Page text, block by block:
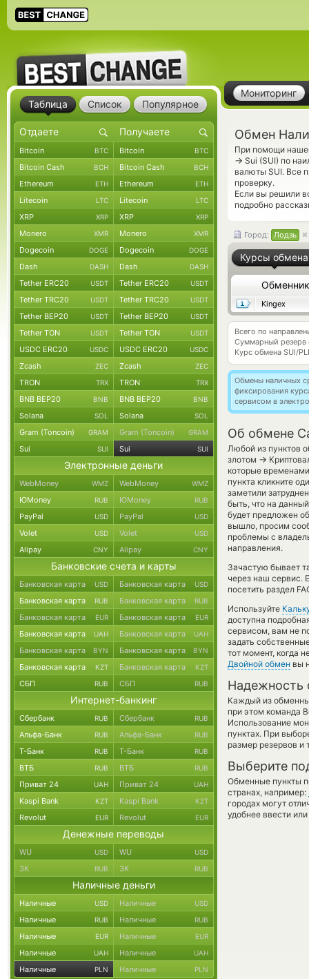
Мониторинг
Обмен
При помощи
→ Sui (SUI) по
валюты SUI. Все
проверку.
Если вы решили
подробно
Город: Лодзь
Курсы обмена
Обменник
Kingex
Всего по
Суммарный резерв
Курс обмена SUI/
Обмены наличных
фиксирования
сервисом в
Об обмене
Любой из пунктов
злотом →
которые
пункта кликните
заметили
быть, что на
будет предложен
вышло, просим
проблемы с
направления.
Зачастую бывает
через наш сервис.
посетить раздел
Используйте
доступна
сервисом, вам не
задать
тот момент, когда
Двойной обмен вы
Надежность
Каждый из
при этом команда
Использование
пунктах. При
размер резервов и
Выберите
Обменные пункты
странах, например:
городах могут
удобнее ввести
Таблица Список Популярное
Bitcoin BTC Bitcoin BTC
Bitcoin Cash BCH Bitcoin Cash BCH
Ethereum ETH Ethereum ETH
Litecoin LTC Litecoin LTC
XRP XRP XRP XRP
Monero XMR Monero XMR
Dogecoin DOGE Dogecoin DOGE
Dash DASH Dash DASH
Tether ERC20 USDT Tether ERC20 USDT
Tether TRC20 USDT Tether TRC20 USDT
Tether BEP20 USDT Tether BEP20 USDT
Tether TON USDT Tether TON USDT
USDC ERC20 USDC USDC ERC20 USDC
Zcash ZEC Zcash ZEC
TRON TRX TRON TRX
BNB BEP20 BNB BNB BEP20 BNB
Solana SOL Solana SOL
Gram (Toncoin) GRAM Gram (Toncoin) GRAM
Sui SUI Sui SUI
Электронные деньги
WebMoney WMZ WebMoney WMZ
ЮMoney RUB ЮMoney RUB
PayPal USD PayPal USD
Volet USD Volet USD
Alipay CNY Alipay CNY
Банковские счета и карты
Банковская карта USD Банковская карта USD
Банковская карта RUB Банковская карта RUB
Банковская карта EUR Банковская карта EUR
Банковская карта UAH Банковская карта UAH
Банковская карта BYN Банковская карта BYN
Банковская карта KZT Банковская карта KZT
СБП RUB СБП RUB
Интернет-банкинг
Сбербанк RUB Сбербанк RUB
Альфа-Банк RUB Альфа-Банк RUB
Т-Банк RUB Т-Банк RUB
ВТБ RUB ВТБ RUB
Приват 24 UAH Приват 24 UAH
Kaspi Bank KZT Kaspi Bank KZT
Revolut EUR Revolut EUR
Денежные переводы
WU USD WU USD
ЗК RUB ЗК RUB
Наличные деньги
Наличные USD Наличные USD
Наличные RUB Наличные RUB
Наличные EUR Наличные EUR
Наличные UAH Наличные UAH
Наличные PLN Наличные PLN